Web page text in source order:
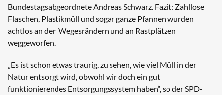
Bundestagsabgeordnete Andreas Schwarz. Fazit: Zahllose
Flaschen, Plastikmüll und sogar ganze Pfannen wurden
achtlos an den Wegesrändern und an Rastplätzen
weggeworfen.
„Es ist schon etwas traurig, zu sehen, wie viel Müll in der
Natur entsorgt wird, obwohl wir doch ein gut
funktionierendes Entsorgungssystem haben“, so der SPD-